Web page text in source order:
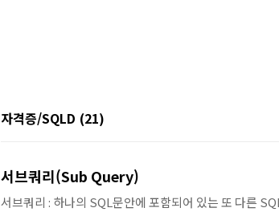
자격증/SQLD (21)
서브쿼리(Sub Query)
서브쿼리 : 하나의 SQL문안에 포함되어 있는 또 다른